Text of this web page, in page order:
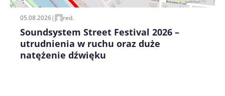
05.08.2026| red.
Soundsystem Street Festival 2026 –
utrudnienia w ruchu oraz duże
natężenie dźwięku